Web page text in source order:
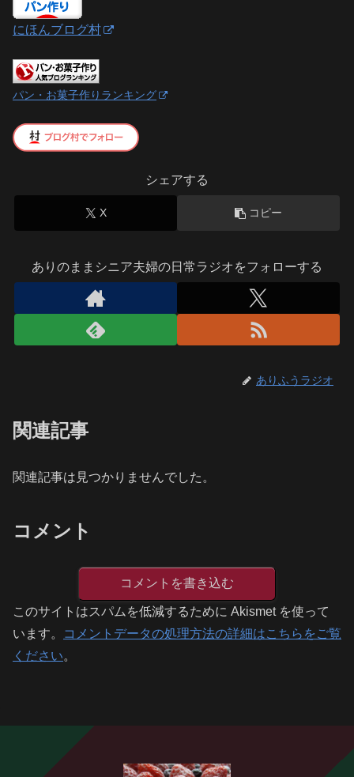
にほんブログ村
パン・お菓子作りランキング
シェアする
X コピー
ありのままシニア夫婦の日常ラジオをフォローする
ありふうラジオ
関連記事
関連記事は見つかりませんでした。
コメント
コメントを書き込む
このサイトはスパムを低減するために Akismet を使って
います。
コメントデータの処理方法の詳細はこちらをご覧
ください。